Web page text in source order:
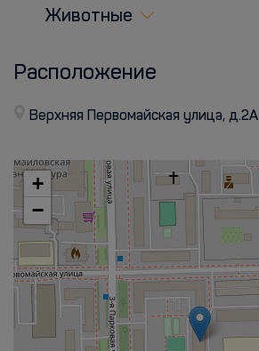
Животные
Расположение
Верхняя Первомайская улица, д.2А
+
−